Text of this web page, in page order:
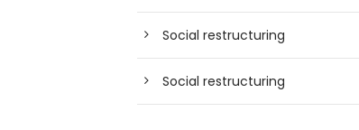
Social restructuring
Social restructuring